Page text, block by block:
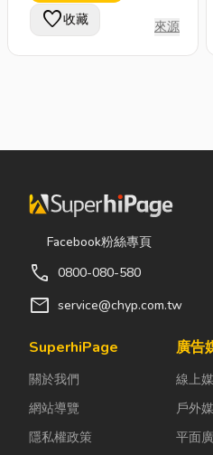
favorite收藏 來源
Facebook粉絲專頁
call 0800-080-580
mail service@chyp.com.tw
SuperhiPage
關於我們
網站導覽
隱私權政策
廣告
線上
戶外
平面